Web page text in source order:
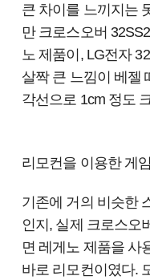
큰 차이를 느끼지는
만 크로스오버
노 제품이, LG전자
살짝 큰 느낌이 베젤
각선으로 1cm 정도
리모컨을 이용한 게
기존에 거의 비슷한
인지, 실제 크로스오
면 레게노 제품을 사
바로 리모컨이였다.